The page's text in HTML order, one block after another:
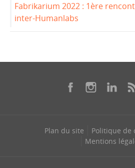
Fabrikarium 2022 : 1ère
inter-Humanlabs
Plan du site
Politique de
Mentions